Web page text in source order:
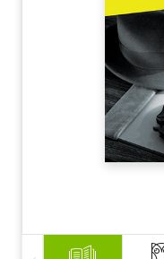
Szótár, nyelvkönyv
Tankönyv, segédkönyv
Társadalomtudomány
Természettudomány
Vallás